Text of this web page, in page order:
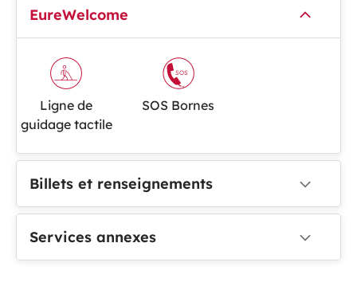
EureWelcome
Ligne de
guidage tactile
SOS
SOS Bornes
Billets et renseignements
Services annexes